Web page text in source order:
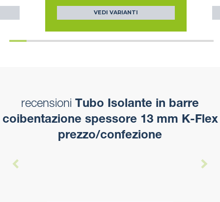
VEDI VARIANTI
recensioni Tubo Isolante in barre
coibentazione spessore 13 mm K-Flex
prezzo/confezione